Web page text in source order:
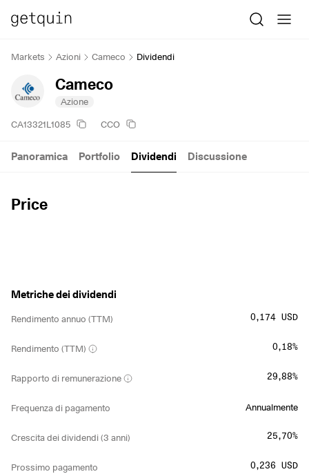
Markets Azioni Cameco Dividendi
Cameco
Azione
CA13321L1085 CCO
Price
Panoramica Portfolio Dividendi Discussione
Metriche dei dividendi
Rendimento annuo (TTM) 0,174 USD
Rendimento (TTM) 0,18%
Rapporto di remunerazione 29,88%
Frequenza di pagamento Annualmente
Crescita dei dividendi (3 anni) 25,70%
Prossimo pagamento 0,236 USD